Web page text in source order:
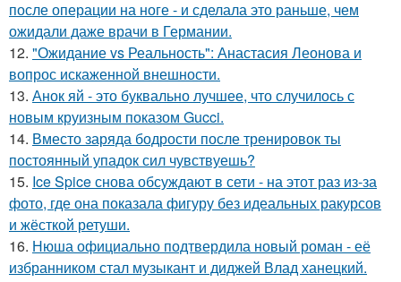
после операции на ноге - и сделала это раньше, чем
ожидали даже врачи в Германии.
12. "Ожидание vs Реальность": Анастасия Леонова и
вопрос искаженной внешности.
13. Анок яй - это буквально лучшее, что случилось с
новым круизным показом Gucci.
14. Вместо заряда бодрости после тренировок ты
постоянный упадок сил чувствуешь?
15. Ice Spice снова обсуждают в сети - на этот раз из-за
фото, где она показала фигуру без идеальных ракурсов
и жёсткой ретуши.
16. Нюша официально подтвердила новый роман - её
избранником стал музыкант и диджей Влад ханецкий.